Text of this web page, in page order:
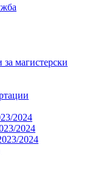
магистерски
2024
2024
2024